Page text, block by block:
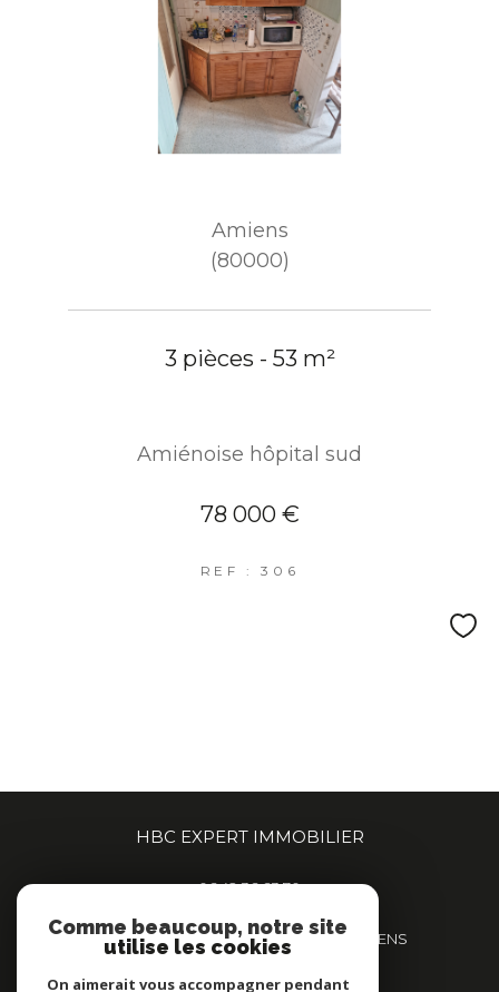
Amiens
(80000)
3 pièces - 53 m²
Amiénoise hôpital sud
78 000 €
REF : 306
HBC EXPERT IMMOBILIER
06 42 36 63 70
359 Boulevard de Beauvillé, 80000 AMIENS
Comme beaucoup, notre site
utilise les cookies
On aimerait vous accompagner pendant